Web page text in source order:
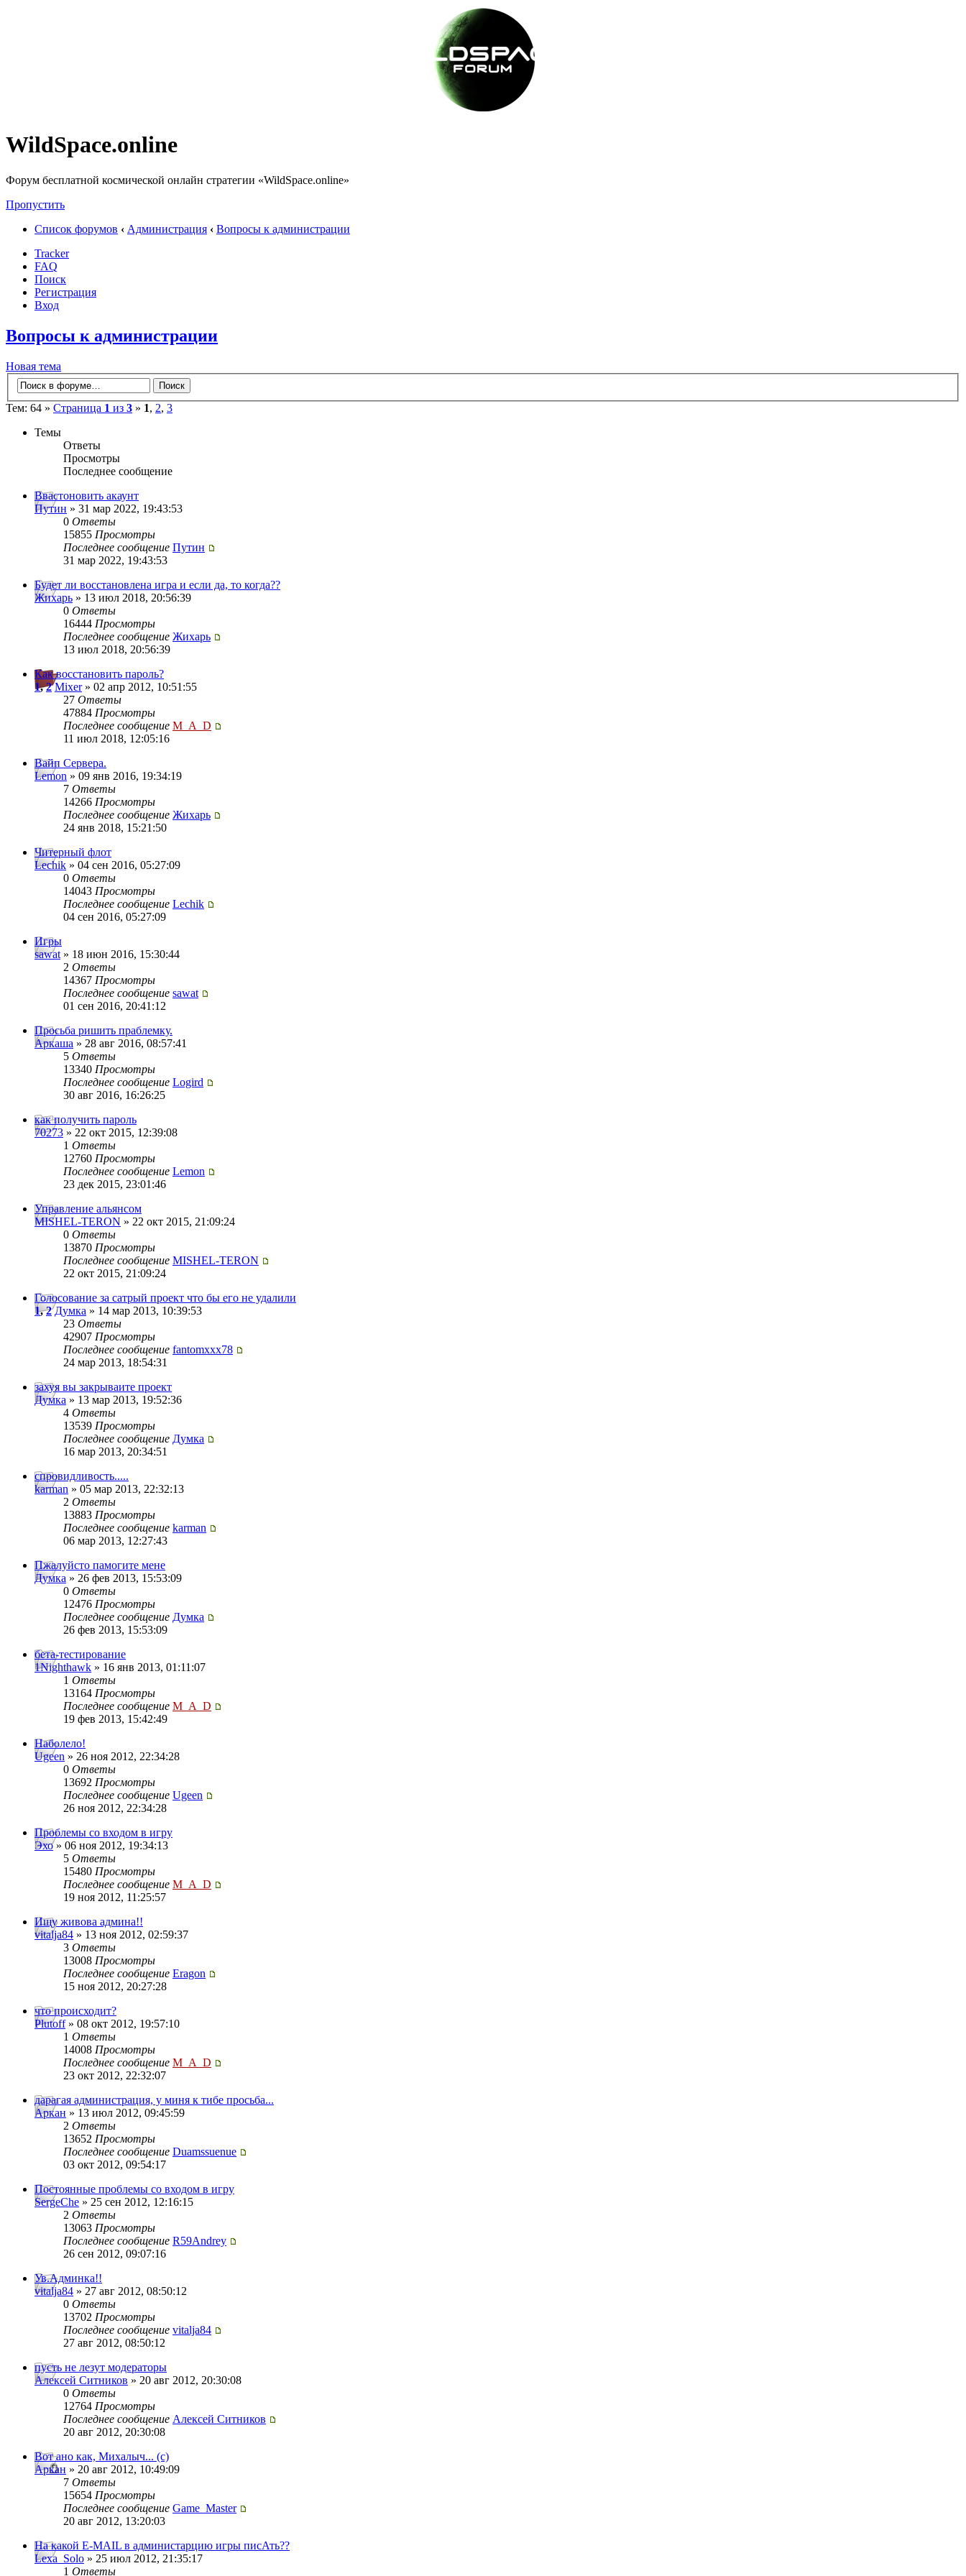
WildSpace.online
Форум бесплатной космической онлайн стратегии «WildSpace.online»
Пропустить
Список форумов ‹ Администрация ‹ Вопросы к администрации
Tracker
FAQ
Поиск
Регистрация
Вход
Вопросы к администрации
Новая тема
Тем: 64 » Страница 1 из 3 » 1, 2, 3
Темы
Ответы
Просмотры
Последнее сообщение
Ввастоновить акаунт
Путин » 31 мар 2022, 19:43:53
0 Ответы
15855 Просмотры
Последнее сообщение Путин
31 мар 2022, 19:43:53
Будет ли восстановлена игра и если да, то когда??
Жихарь » 13 июл 2018, 20:56:39
0 Ответы
16444 Просмотры
Последнее сообщение Жихарь
13 июл 2018, 20:56:39
Как восстановить пароль?
1,2 Mixer» 02 апр 2012, 10:51:55
27 Ответы
47884 Просмотры
Последнее сообщение M_A_D
11 июл 2018, 12:05:16
Вайп Сервера.
Lemon » 09 янв 2016, 19:34:19
7 Ответы
14266 Просмотры
Последнее сообщение Жихарь
24 янв 2018, 15:21:50
Читерный флот
Lechik » 04 сен 2016, 05:27:09
0 Ответы
14043 Просмотры
Последнее сообщение Lechik
04 сен 2016, 05:27:09
Игры
sawat » 18 июн 2016, 15:30:44
2 Ответы
14367 Просмотры
Последнее сообщение sawat
01 сен 2016, 20:41:12
Просьба ришить праблемку.
Аркаша » 28 авг 2016, 08:57:41
5 Ответы
13340 Просмотры
Последнее сообщение Logird
30 авг 2016, 16:26:25
как получить пароль
70273 » 22 окт 2015, 12:39:08
1 Ответы
12760 Просмотры
Последнее сообщение Lemon
23 дек 2015, 23:01:46
Управление альянсом
MISHEL-TERON » 22 окт 2015, 21:09:24
0 Ответы
13870 Просмотры
Последнее сообщение MISHEL-TERON
22 окт 2015, 21:09:24
Голосование за сатрый проект что бы его не удалили
1,2 Думка » 14 мар 2013, 10:39:53
23 Ответы
42907 Просмотры
Последнее сообщение fantomxxx78
24 мар 2013, 18:54:31
захуя вы закрываите проект
Думка » 13 мар 2013, 19:52:36
4 Ответы
13539 Просмотры
Последнее сообщение Думка
16 мар 2013, 20:34:51
спровидливость.....
karman » 05 мар 2013, 22:32:13
2 Ответы
13883 Просмотры
Последнее сообщение karman
06 мар 2013, 12:27:43
Пжалуйсто памогите мене
Думка » 26 фев 2013, 15:53:09
0 Ответы
12476 Просмотры
Последнее сообщение Думка
26 фев 2013, 15:53:09
бета-тестирование
1Nighthawk » 16 янв 2013, 01:11:07
1 Ответы
13164 Просмотры
Последнее сообщение M_A_D
19 фев 2013, 15:42:49
Наболело!
Ugeen » 26 ноя 2012, 22:34:28
0 Ответы
13692 Просмотры
Последнее сообщение Ugeen
26 ноя 2012, 22:34:28
Проблемы со входом в игру
Эхо» 06 ноя 2012, 19:34:13
5 Ответы
15480 Просмотры
Последнее сообщение M_A_D
19 ноя 2012, 11:25:57
Ищу живова админа!!
vitalja84 » 13 ноя 2012, 02:59:37
3 Ответы
13008 Просмотры
Последнее сообщение Eragon
15 ноя 2012, 20:27:28
что происходит?
Plutoff» 08 окт 2012, 19:57:10
1 Ответы
14008 Просмотры
Последнее сообщение M_A_D
23 окт 2012, 22:32:07
дарагая администрация, у миня к тибе просьба...
Аркан » 13 июл 2012, 09:45:59
2 Ответы
13652 Просмотры
Последнее сообщение Duamssuenue
03 окт 2012, 09:54:17
Постоянные проблемы со входом в игру
SergeChe » 25 сен 2012, 12:16:15
2 Ответы
13063 Просмотры
Последнее сообщение R59Andrey
26 сен 2012, 09:07:16
Ув.Админка!!
vitalja84 » 27 авг 2012, 08:50:12
0 Ответы
13702 Просмотры
Последнее сообщение vitalja84
27 авг 2012, 08:50:12
пусть не лезут модераторы
Алексей Ситников » 20 авг 2012, 20:30:08
0 Ответы
12764 Просмотры
Последнее сообщение Алексей Ситников
20 авг 2012, 20:30:08
Вот ано как, Михалыч... (с)
Аркан » 20 авг 2012, 10:49:09
7 Ответы
15654 Просмотры
Последнее сообщение Game_Master
20 авг 2012, 13:20:03
На какой E-MAIL в администарцию игры писАть??
Lexa_Solo » 25 июл 2012, 21:35:17
1 Ответы